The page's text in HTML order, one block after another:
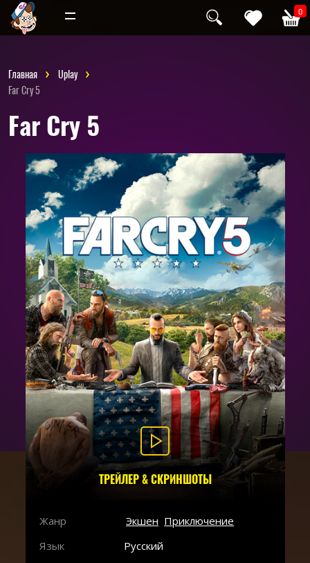
0
Инди
Главная
Uplay
Far Cry 5
Far Cry 5
ТРЕЙЛЕР & СКРИНШОТЫ
Жанр Экшен Приключение
Язык
Русский